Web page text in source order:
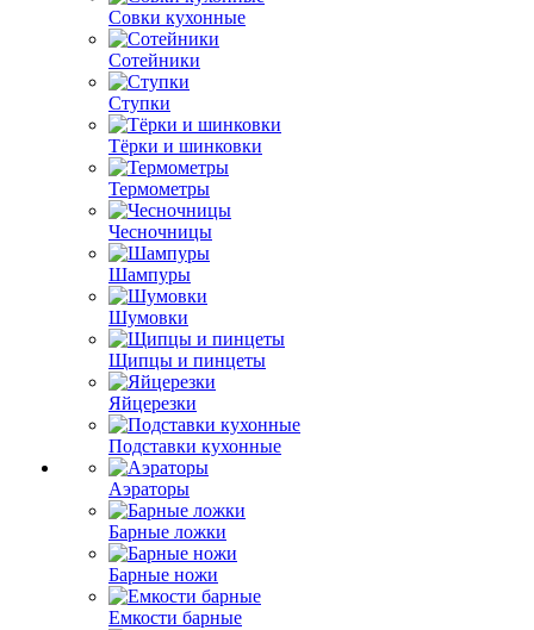
Совки кухонные
Сотейники
Ступки
Тёрки и шинковки
Термометры
Чесночницы
Шампуры
Шумовки
Щипцы и пинцеты
Яйцерезки
Подставки кухонные
Аэраторы
Барные ложки
Барные ножи
Емкости барные